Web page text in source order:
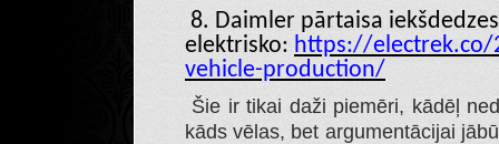
8. Daimler pārtaisa
elektrisko: https://electrek.co/
vehicle-production/
Šie ir tikai daži piemēri, kādēļ
kāds vēlas, bet argumentācijai